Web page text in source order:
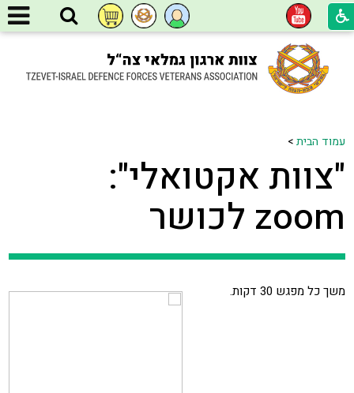
עמוד הבית>
"צוות אקטואלי":
zoom לכושר
משך כל מפגש 30 דקות.